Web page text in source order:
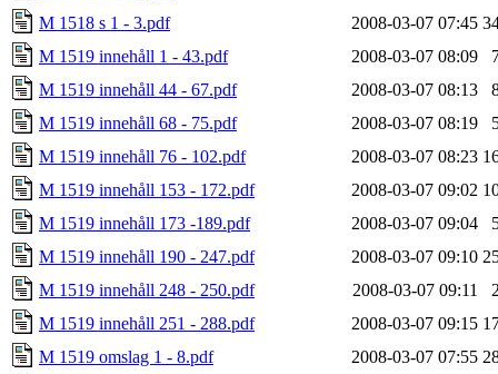
M 1518 s 1 - 3.pdf
2008-03-07 07:45
M 1519 innehåll 1 - 43.pdf
2008-03-07 08:09
M 1519 innehåll 44 - 67.pdf
2008-03-07 08:13
M 1519 innehåll 68 - 75.pdf
2008-03-07 08:19
M 1519 innehåll 76 - 102.pdf
2008-03-07 08:23
M 1519 innehåll 153 - 172.pdf
2008-03-07 09:02
M 1519 innehåll 173 -189.pdf
2008-03-07 09:04
M 1519 innehåll 190 - 247.pdf
2008-03-07 09:10
M 1519 innehåll 248 - 250.pdf
2008-03-07 09:11
M 1519 innehåll 251 - 288.pdf
2008-03-07 09:15
M 1519 omslag 1 - 8.pdf
2008-03-07 07:55